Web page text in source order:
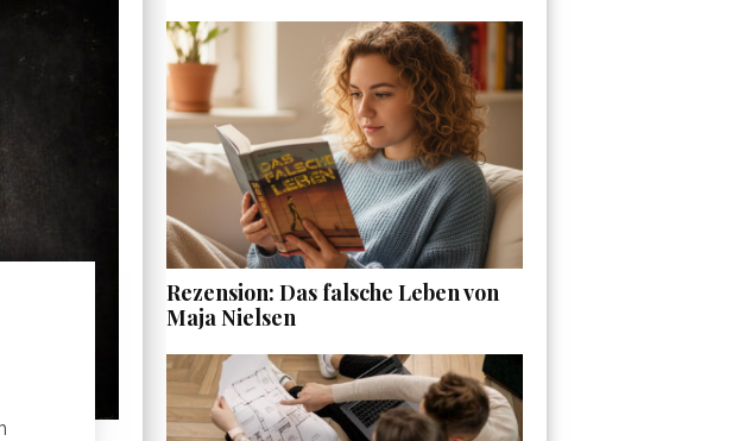
Rezension: Das falsche Leben von
Maja Nielsen